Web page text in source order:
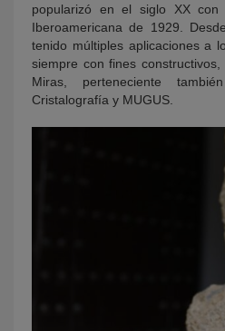
popularizó en el siglo XX con
Iberoamericana de 1929.
tenido múltiples aplicaciones a
siempre con fines
Miras, perteneciente
Cristalografía y MUGUS.